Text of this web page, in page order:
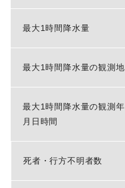
最大1時間降水量
最大1時間降水量の観測地
最大1時間降水量の観測年
月日時間
死者・行方不明者数